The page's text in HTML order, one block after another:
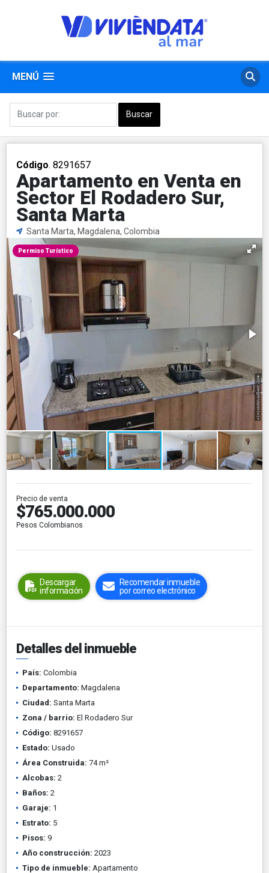
MENÚ
Código. 8291657
Apartamento en Venta en
Sector El Rodadero Sur,
Santa Marta
Santa Marta, Magdalena, Colombia
Permiso Turístico
Precio de venta
$765.000.000
Pesos Colombianos
Descargar
información
Recomendar inmueble
por correo electrónico
Detalles del inmueble
País: Colombia
Departamento: Magdalena
Ciudad: Santa Marta
Zona / barrio: El Rodadero Sur
Código: 8291657
Estado: Usado
Área Construida: 74 m²
Alcobas: 2
Baños: 2
Garaje: 1
Estrato: 5
Pisos: 9
Año construcción: 2023
Tipo de inmueble: Apartamento